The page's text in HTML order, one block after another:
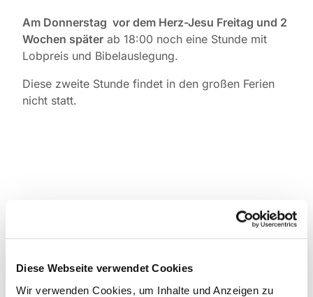
Diese Webseite verwendet Cookies
Wir verwenden Cookies, um Inhalte und Anzeigen zu
Am Donnerstag vor dem Herz-Jesu Freitag und 2
Wochen später ab 18:00 noch eine Stunde mit
Lobpreis und Bibelauslegung.
Diese zweite Stunde findet in den großen Ferien
nicht statt.